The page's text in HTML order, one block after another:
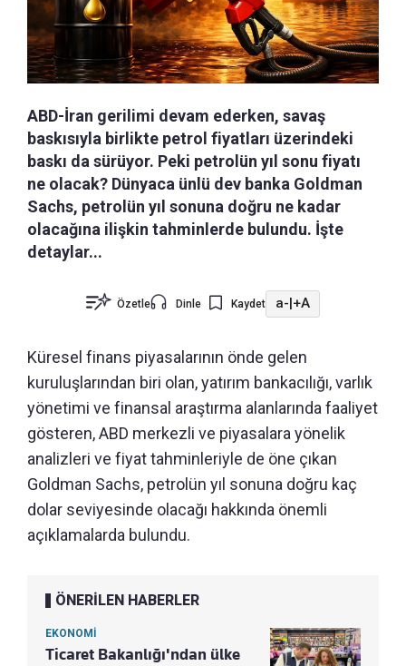
ABD-İran gerilimi devam ederken, savaş
baskısıyla birlikte petrol fiyatları üzerindeki
baskı da sürüyor. Peki petrolün yıl sonu fiyatı
ne olacak? Dünyaca ünlü dev banka Goldman
Sachs, petrolün yıl sonuna doğru ne kadar
olacağına ilişkin tahminlerde bulundu. İşte
detaylar...
Özetle Dinle Kaydet a-|+A
Küresel finans piyasalarının önde gelen
kuruluşlarından biri olan, yatırım bankacılığı, varlık
yönetimi ve finansal araştırma alanlarında faaliyet
gösteren, ABD merkezli ve piyasalara yönelik
analizleri ve fiyat tahminleriyle de öne çıkan
Goldman Sachs, petrolün yıl sonuna doğru kaç
dolar seviyesinde olacağı hakkında önemli
açıklamalarda bulundu.
ÖNERİLEN HABERLER
EKONOMİ
Ticaret Bakanlığı'ndan ülke